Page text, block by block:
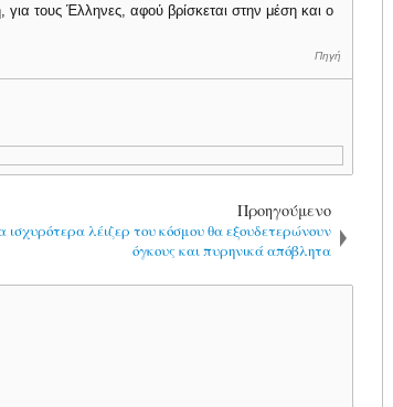
τους Έλληνες, αφού βρίσκεται στην μέση και ο
Πηγή
Προηγούμενο
ισχυρότερα λέιζερ του κόσμου θα εξουδετερώνουν
όγκους και πυρηνικά απόβλητα